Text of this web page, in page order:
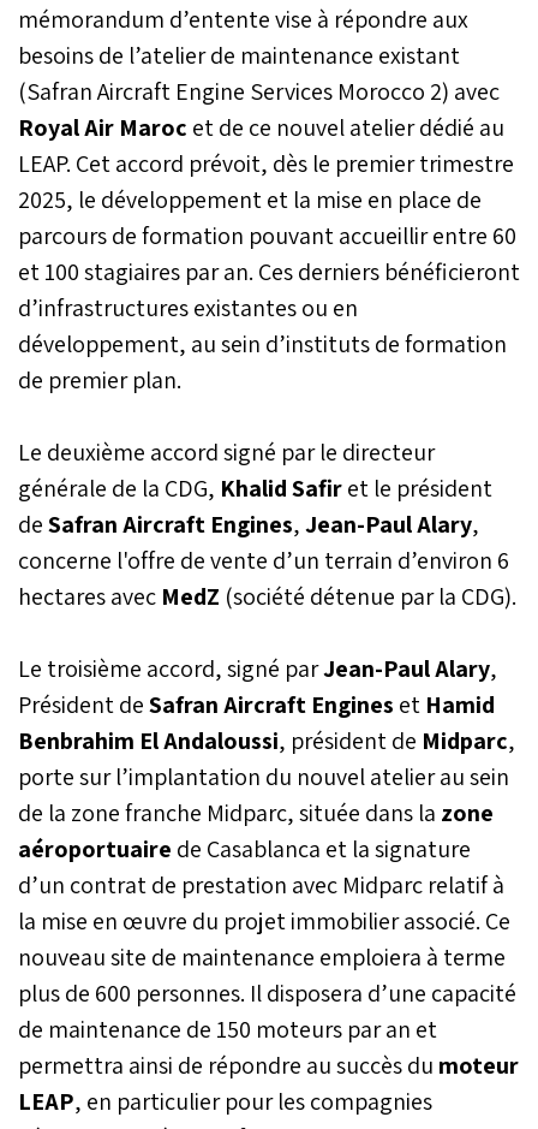
mémorandum d’entente vise à répondre aux
besoins de l’atelier de maintenance existant
(Safran Aircraft Engine Services Morocco 2) avec
Royal Air Maroc et de ce nouvel atelier dédié au
LEAP. Cet accord prévoit, dès le premier trimestre
2025, le développement et la mise en place de
parcours de formation pouvant accueillir entre 60
et 100 stagiaires par an. Ces derniers bénéficieront
d’infrastructures existantes ou en
développement, au sein d’instituts de formation
de premier plan.
Le deuxième accord signé par le directeur
générale de la CDG, Khalid Safiret le président
deSafran Aircraft Engines,Jean-Paul Alary,
concerne l'offre de vente d’un terrain d’environ 6
hectares avec MedZ (société détenue par la CDG).
Le troisième accord, signé parJean-Paul Alary,
Président deSafran Aircraft Engines et Hamid
Benbrahim El Andaloussi, président de Midparc,
porte sur l’implantation du nouvel atelier au sein
de la zone franche Midparc, située dans la zone
aéroportuaire de Casablanca et la signature
d’un contrat de prestation avec Midparc relatif à
la mise en œuvre du projet immobilier associé. Ce
nouveau site de maintenance emploiera à terme
plus de 600 personnes. Il disposera d’une capacité
de maintenance de 150 moteurs par an et
permettra ainsi de répondre au succès du moteur
LEAP, en particulier pour les compagnies